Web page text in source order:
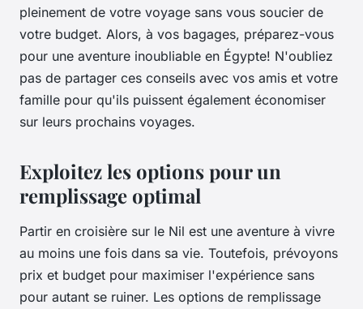
pleinement de votre voyage sans vous soucier de
votre budget. Alors, à vos bagages, préparez-vous
pour une aventure inoubliable en Égypte! N'oubliez
pas de partager ces conseils avec vos amis et votre
famille pour qu'ils puissent également économiser
sur leurs prochains voyages.
Exploitez les options pour un
remplissage optimal
Partir en croisière sur le Nil est une aventure à vivre
au moins une fois dans sa vie. Toutefois, prévoyons
prix et budget pour maximiser l'expérience sans
pour autant se ruiner. Les options de remplissage